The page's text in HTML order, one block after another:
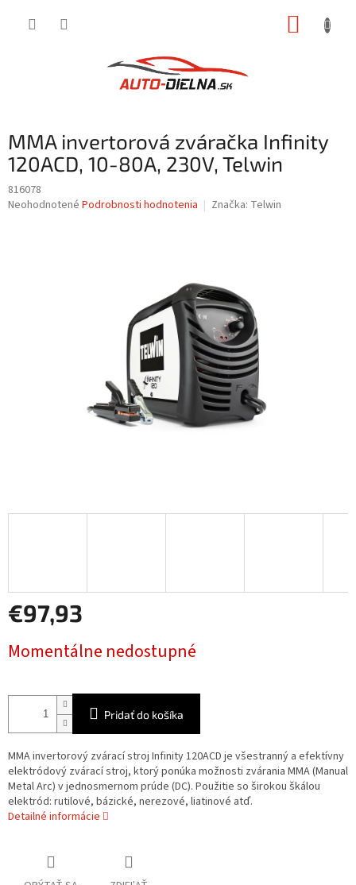
MMA invertorová zváračka Infinity
120ACD, 10-80A, 230V, Telwin
816078
Priemerné
Neohodnotené Podrobnosti hodnotenia Značka: Telwin
€97,93
cena:
Momentálne nedostupné
Pridať do košíka
MMA invertorový zvárací stroj Infinity 120ACD je všestranný a efektívny
elektródový zvárací stroj, ktorý ponúka možnosti zvárania MMA (Manual
Metal Arc) v jednosmernom prúde (DC). Použitie so širokou škálou
elektród: rutilové, bázické, nerezové, liatinové atď.
Detailné informácie